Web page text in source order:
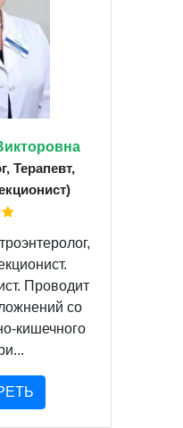
Терапевт,
Проводит
со
кишечного